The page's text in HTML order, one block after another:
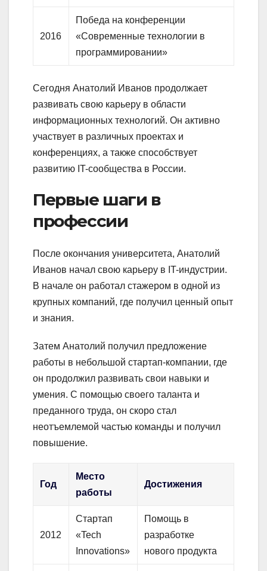
2016
Победа на конференции
«Современные технологии в
программировании»
Сегодня Анатолий Иванов продолжает
развивать свою карьеру в области
информационных технологий. Он активно
участвует в различных проектах и
конференциях, а также способствует
развитию IT-сообщества в России.
Первые шаги в
профессии
После окончания университета, Анатолий
Иванов начал свою карьеру в IT-индустрии.
В начале он работал стажером в одной из
крупных компаний, где получил ценный опыт
и знания.
Затем Анатолий получил предложение
работы в небольшой стартап-компании, где
он продолжил развивать свои навыки и
умения. С помощью своего таланта и
преданного труда, он скоро стал
неотъемлемой частью команды и получил
повышение.
Год
Место
работы
Достижения
2012
Стартап
«Tech
Innovations»
Помощь в
разработке
нового продукта